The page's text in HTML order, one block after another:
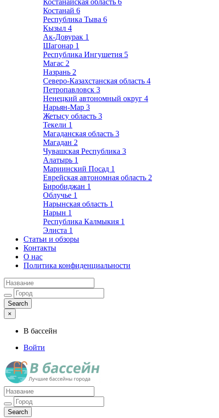
Костанайская область 6
Костанай 6
Республика Тыва 6
Кызыл 4
Ак-Довурак 1
Шагонар 1
Республика Ингушетия 5
Магас 2
Назрань 2
Северо-Казахстанская область 4
Петропавловск 3
Ненецкий автономный округ 4
Нарьян-Мар 3
Жетысу область 3
Текели 1
Магаданская область 3
Магадан 2
Чувашская Республика 3
Алатырь 1
Мариинский Посад 1
Еврейская автономная область 2
Биробиджан 1
Облучье 1
Нарынская область 1
Нарын 1
Республика Калмыкия 1
Элиста 1
Статьи и обзоры
Контакты
О нас
Политика конфиденциальности
×
В бассейн
Войти
Лучшие бассейны города